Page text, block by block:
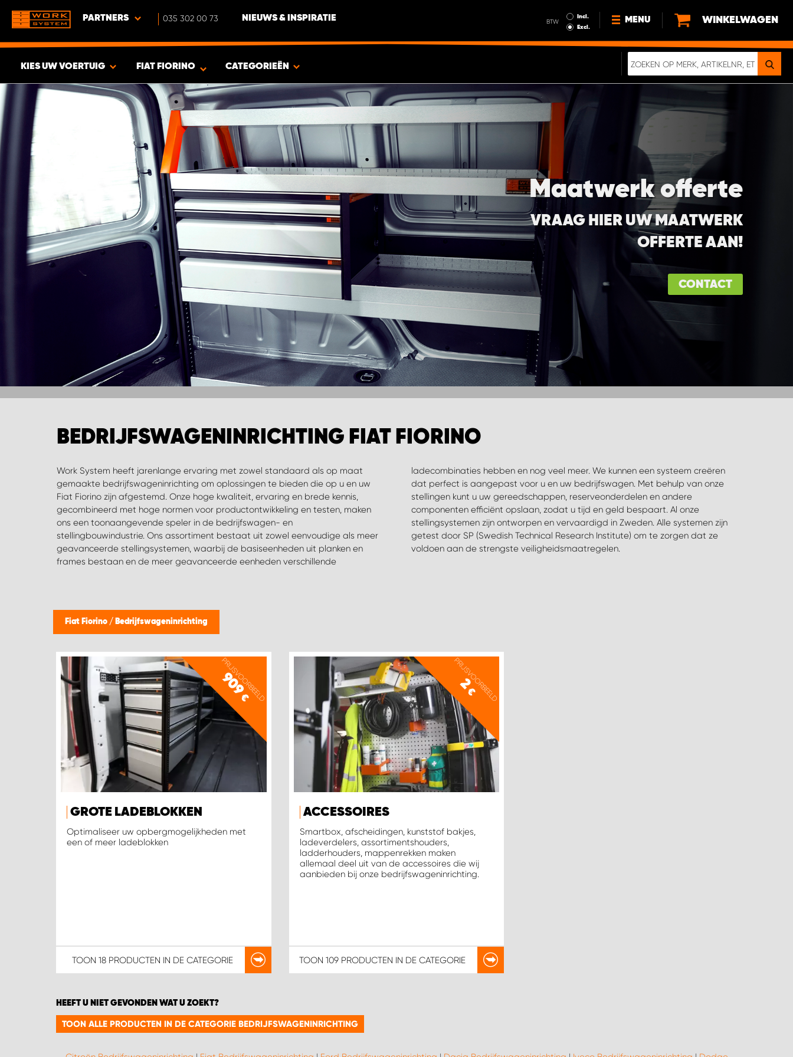
PARTNERS 035 302 00 73 NIEUWS & INSPIRATIE BTW
Incl.
Excl.
MENU
NIEUWS
DUURZAAMHEID
ALGEMENE VOORWAARDEN
GEGEVENSBESCHERMING
EEN ECHTE CRASHTEST
DIGITALE BROCHURE
WINKELWAGEN
KIES UW VOERTUIG
BEKIJK RESULTAAT -343
PRODUCTEN
FIAT FIORINO CATEGORIEËN
Maatwerk offerte
VRAAG HIER UW MAATWERK
OFFERTE AAN!
CONTACT
BEDRIJFSWAGENINRICHTING FIAT FIORINO
Work System heeft jarenlange ervaring met zowel standaard als op maat
gemaakte bedrijfswageninrichting om oplossingen te bieden die op u en uw
Fiat Fiorino zijn afgestemd. Onze hoge kwaliteit, ervaring en brede kennis,
gecombineerd met hoge normen voor productontwikkeling en testen, maken
ons een toonaangevende speler in de bedrijfswagen- en
stellingbouwindustrie. Ons assortiment bestaat uit zowel eenvoudige als meer
geavanceerde stellingsystemen, waarbij de basiseenheden uit planken en
frames bestaan en de meer geavanceerde eenheden verschillende
ladecombinaties hebben en nog veel meer. We kunnen een systeem creëren
dat perfect is aangepast voor u en uw bedrijfswagen. Met behulp van onze
stellingen kunt u uw gereedschappen, reserveonderdelen en andere
componenten efficiënt opslaan, zodat u tijd en geld bespaart. Al onze
stellingsystemen zijn ontworpen en vervaardigd in Zweden. Alle systemen zijn
getest door SP (Swedish Technical Research Institute) om te zorgen dat ze
voldoen aan de strengste veiligheidsmaatregelen.
Fiat Fiorino / Bedrijfswageninrichting
PRIJSVOORBEELD
909
€
GROTE LADEBLOKKEN
Optimaliseer uw opbergmogelijkheden met
een of meer ladeblokken
TOON 18 PRODUCTEN IN DE CATEGORIE
PRIJSVOORBEELD
2
€
ACCESSOIRES
Smartbox, afscheidingen, kunststof bakjes,
ladeverdelers, assortimentshouders,
ladderhouders, mappenrekken maken
allemaal deel uit van de accessoires die wij
aanbieden bij onze bedrijfswageninrichting.
TOON109 PRODUCTEN IN DE CATEGORIE
HEEFT U NIET GEVONDEN WAT U ZOEKT?
TOON ALLE PRODUCTEN IN DE CATEGORIE BEDRIJFSWAGENINRICHTING